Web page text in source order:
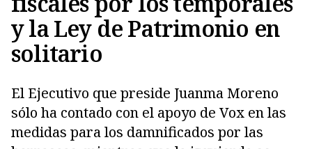
y la Ley de Patrimonio en
solitario
El Ejecutivo que preside Juanma Moreno
sólo ha contado con el apoyo de Vox en las
medidas para los damnificados por las